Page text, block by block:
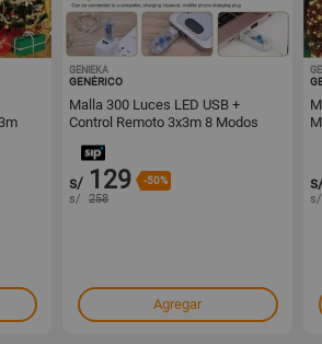
GENIEKA
GENÉRICO
Malla 300 Luces LED USB +
Control Remoto 3x3m 8 Modos
s/ 129 -50%
s/ 258
Agregar
s/